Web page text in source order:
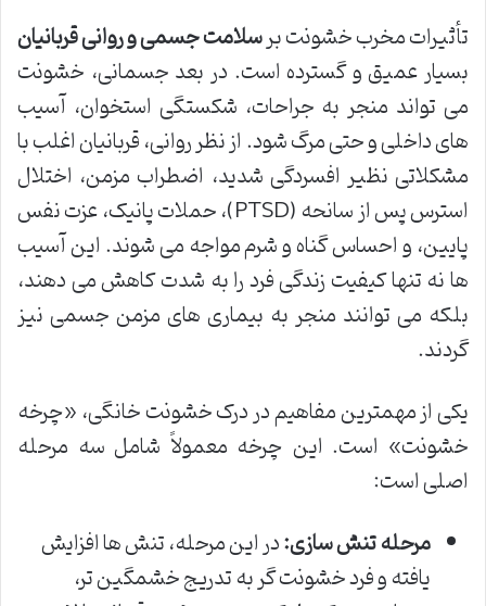
تأثیرات مخرب خشونت برسلامت جسمی و روانی قربانیان
بسیار عمیق و گسترده است. در بعد جسمانی، خشونت
می تواند منجر به جراحات، شکستگی استخوان، آسیب
های داخلی و حتی مرگ شود. از نظر روانی، قربانیان اغلب با
مشکلاتی نظیر افسردگی شدید، اضطراب مزمن، اختلال
استرس پس از سانحه (PTSD)، حملات پانیک، عزت نفس
پایین، و احساس گناه و شرم مواجه می شوند. این آسیب
ها نه تنها کیفیت زندگی فرد را به شدت کاهش می دهند،
بلکه می توانند منجر به بیماری های مزمن جسمی نیز
گردند.
یکی از مهمترین مفاهیم در درک خشونت خانگی، «چرخه
خشونت» است. این چرخه معمولاً شامل سه مرحله
اصلی است:
مرحله تنش سازی:در این مرحله، تنش ها افزایش
یافته و فرد خشونت گر به تدریج خشمگین تر،